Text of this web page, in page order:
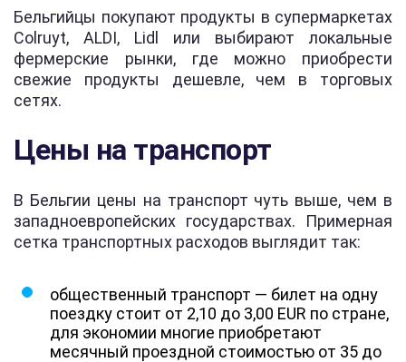
Бельгийцы покупают продукты в супермаркетах
Colruyt, ALDI, Lidl или выбирают локальные
фермерские рынки, где можно приобрести
свежие продукты дешевле, чем в торговых
сетях.
Цены на транспорт
В Бельгии цены на транспорт чуть выше, чем в
западноевропейских государствах. Примерная
сетка транспортных расходов выглядит так:
общественный транспорт — билет на одну
поездку стоит от 2,10 до 3,00 EUR по стране,
для экономии многие приобретают
месячный проездной стоимостью от 35 до